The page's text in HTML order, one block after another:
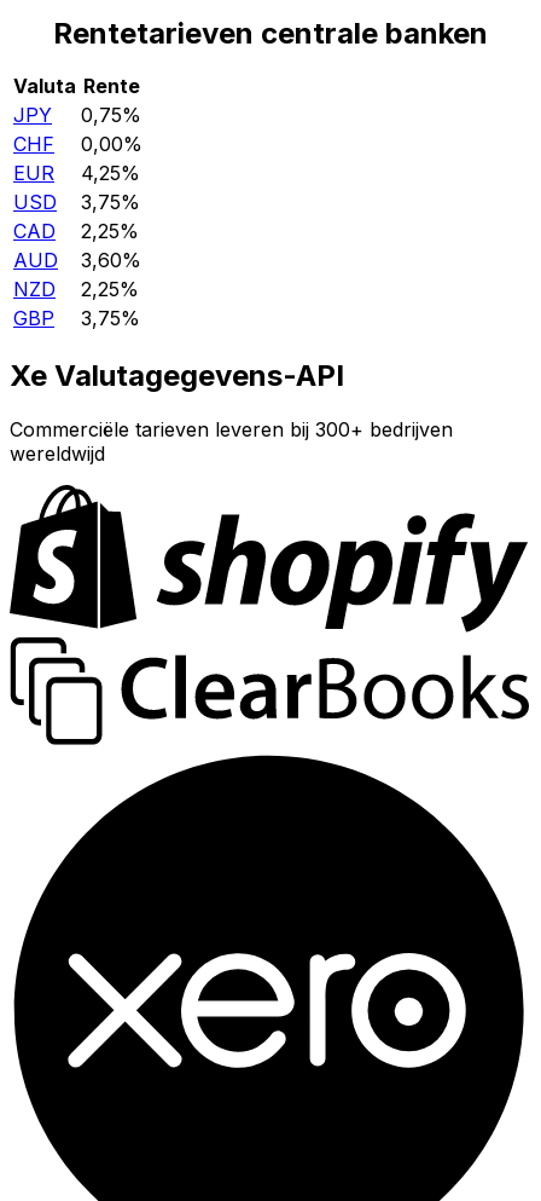
Rentetarieven centrale banken
Valuta Rente
JPY
0,75%
CHF
0,00%
EUR
4,25%
USD
3,75%
CAD
2,25%
AUD
3,60%
NZD
2,25%
GBP
3,75%
Xe Valutagegevens-API
Commerciële tarieven leveren bij 300+ bedrijven
wereldwijd